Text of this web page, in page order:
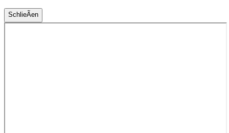
SchlieÃen